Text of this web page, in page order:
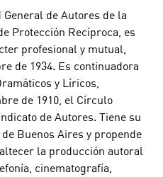
General de Autores de la
Protección Recíproca, es
profesional y mutual,
de 1934. Es continuadora
y Líricos,
de 1910, el Círculo
de Autores. Tiene su
Buenos Aires y propende
la producción autoral
cinematografía,